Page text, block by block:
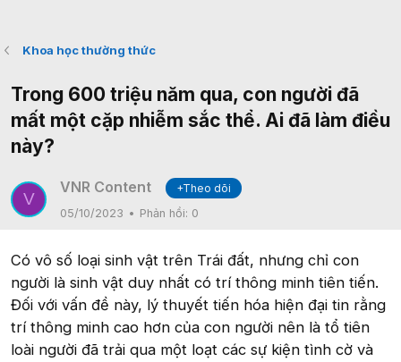
Khoa học thường thức
Trong 600 triệu năm qua, con người đã
mất một cặp nhiễm sắc thể. Ai đã làm điều
này?
V
VNR Content
+Theo dõi
05/10/2023
Phản hồi: 0
Có vô số loại sinh vật trên Trái đất, nhưng chỉ con
người là sinh vật duy nhất có trí thông minh tiên tiến.
Đối với vấn đề này, lý thuyết tiến hóa hiện đại tin rằng
trí thông minh cao hơn của con người nên là tổ tiên
loài người đã trải qua một loạt các sự kiện tình cờ và